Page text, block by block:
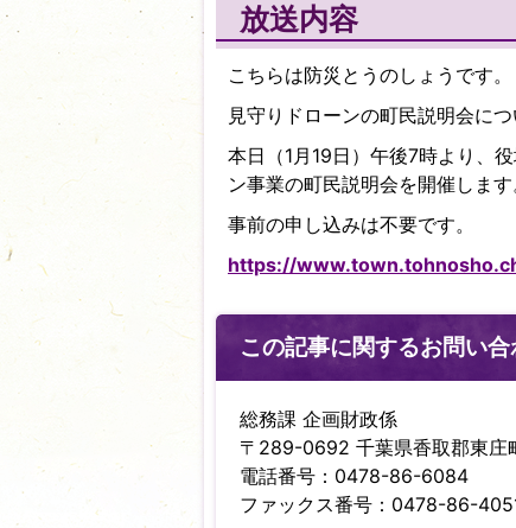
放送内容
こちらは防災とうのしょうです。
見守りドローンの町民説明会につ
本日（1月19日）午後7時より、
ン事業の町民説明会を開催します
事前の申し込みは不要です。
https://
この記事に関するお問い
総務課 企画財政係
〒289-0692 千葉県香取郡東庄
電話番号：0478-86-6084
ファックス番号：0478-86-